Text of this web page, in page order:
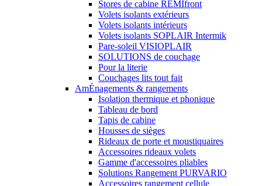
Stores de cabine REMIfront
Volets isolants extérieurs
Volets isolants intérieurs
Volets isolants SOPLAIR Intermik
Pare-soleil VISIOPLAIR
SOLUTIONS de couchage
Pour la literie
Couchages lits tout fait
AmÉnagements & rangements
Isolation thermique et phonique
Tableau de bord
Tapis de cabine
Housses de sièges
Rideaux de porte et moustiquaires
Accessoires rideaux volets
Gamme d'accessoires pliables
Solutions Rangement PURVARIO
Accessoires rangement cellule